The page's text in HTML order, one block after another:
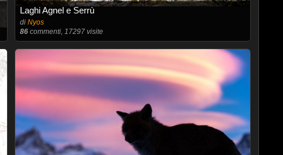
Laghi Agnel e Serrù
di Nyos
86commenti, 17297 visite